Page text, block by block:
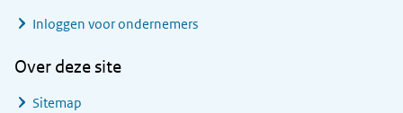
Inloggen voor ondernemers
Over deze site
Sitemap